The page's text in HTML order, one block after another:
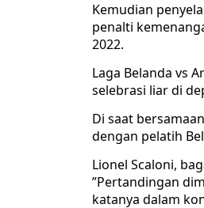
Kemudian
penalti
2022.
Laga Belanda vs
selebrasi liar di
Di saat
dengan pelatih
Lionel Scaloni,
”Pertandingan
katanya dalam